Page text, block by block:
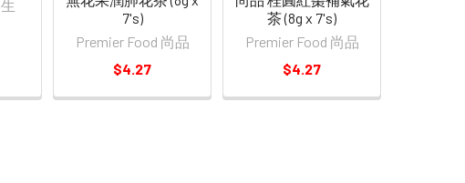
7's)
Premier Food 尚品
$4.27
茶 (8g x 7's)
Premier Food 尚品
$4.27